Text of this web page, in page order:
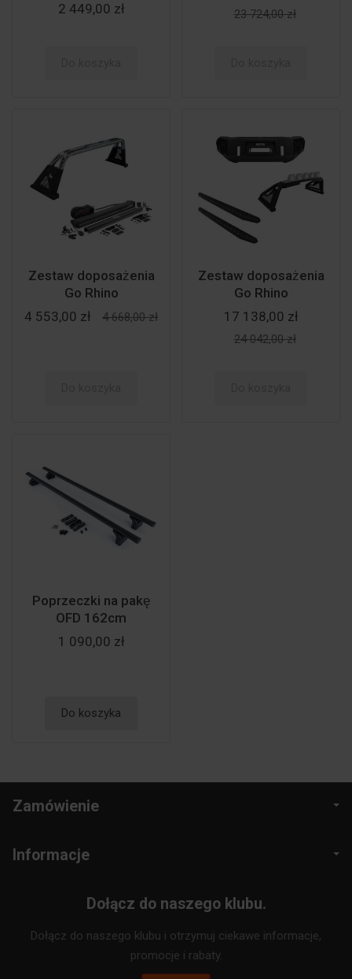
2 449,00 zł
23 724,00 zł
Zestaw doposażenia
Go Rhino
4 553,00 zł
4 668,00 zł
Zestaw doposażenia
Go Rhino
17 138,00 zł
24 042,00 zł
Poprzeczki na pakę
OFD 162cm
1 090,00 zł
Do koszyka
Zamówienie
Informacje
Dołącz do naszego klubu.
Dołącz do naszego klubu i otrzymuj ciekawe informacje,
promocje i rabaty.